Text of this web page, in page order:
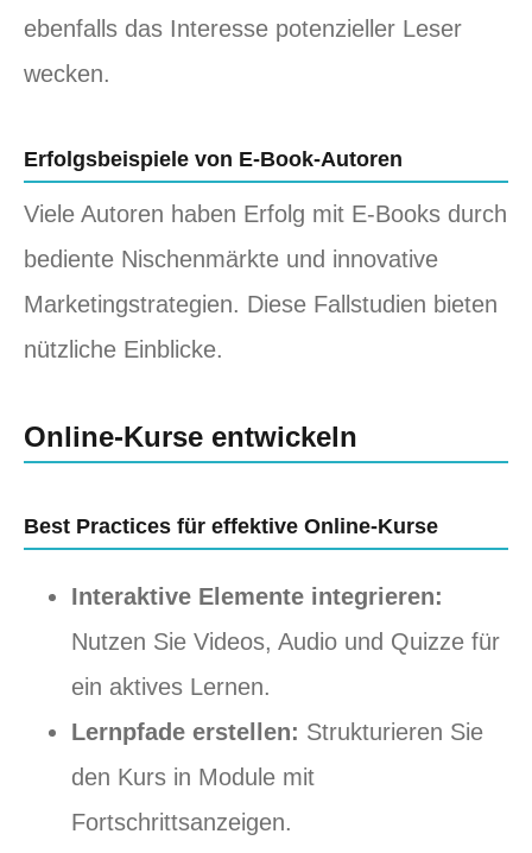
ebenfalls das Interesse potenzieller Leser
wecken.
Erfolgsbeispiele von E-Book-Autoren
Viele Autoren haben Erfolg mit E-Books durch
bediente Nischenmärkte und innovative
Marketingstrategien. Diese Fallstudien bieten
nützliche Einblicke.
Online-Kurse entwickeln
Best Practices für effektive Online-Kurse
Interaktive Elemente integrieren:
Nutzen Sie Videos, Audio und Quizze für
ein aktives Lernen.
Lernpfade erstellen: Strukturieren Sie
den Kurs in Module mit
Fortschrittsanzeigen.